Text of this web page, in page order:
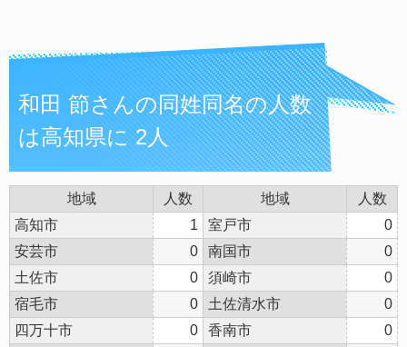
和田 節さんの同姓同名の人数
は高知県に 2人
地域 人数 地域
人数
高知市
1 室戸市
0
安芸市
0 南国市
0
土佐市
0 須崎市
0
宿毛市
0 土佐清水市
0
四万十市
0 香南市
0